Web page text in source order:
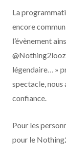
La
encore
l’évènement
@Nothing2looz
légendaire… »
spectacle, nous
confiance.
Pour les
pour le